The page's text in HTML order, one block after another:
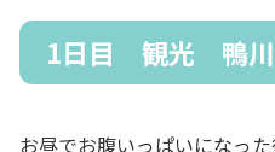
1日目 観光 鴨川
お昼でお腹いっぱいになった